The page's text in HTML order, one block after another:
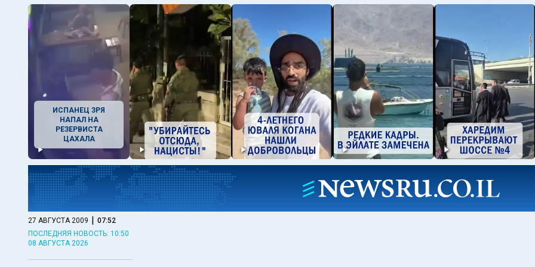
ИСПАНЕЦ ЗРЯ
НАПАЛ НА
РЕЗЕРВИСТА
ЦАХАЛА
27 АВГУСТА 2009 | 07:52
ПОСЛЕДНЯЯ НОВОСТЬ: 10:50
08 АВГУСТА 2026